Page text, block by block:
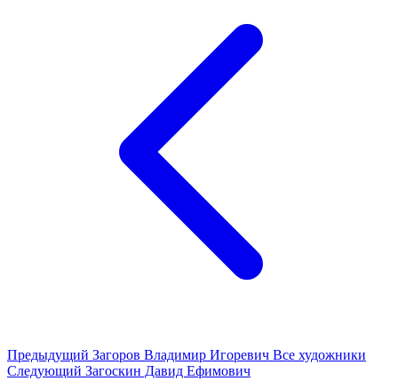
Предыдущий Загоров Владимир Игоревич Все художники
Следующий Загоскин Давид Ефимович